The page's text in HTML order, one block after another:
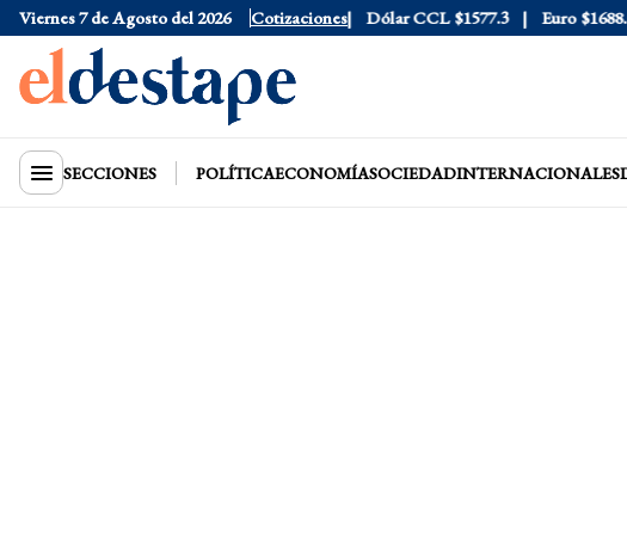
Viernes 7 de Agosto del 2026 Cotizaciones
Tarjeta $1976 Dólar Blue $1530 Dólar CCL $1577.3 Euro $1688.03
SECCIONES POLÍTICAECONOMÍASOCIEDADINTERNACIONALES